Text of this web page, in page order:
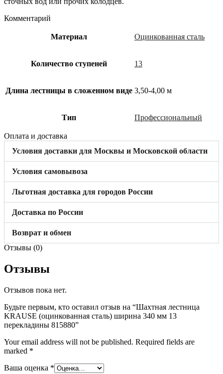
Комментарий
Материал Оцинкованная сталь
Количество ступеней 13
Длина лестницы в сложенном виде 3,50-4,00 м
Тип Профессиональный
Оплата и доставка
Условия доставки для Москвы и Московской области
Условия самовывоза
Льготная доставка для городов России
Доставка по России
Возврат и обмен
Отзывы (0)
Отзывы
Отзывов пока нет.
Будьте первым, кто оставил отзыв на “Шахтная лестница
KRAUSE (оцинкованная сталь) ширина 340 мм 13
перекладины 815880”
Your email address will not be published. Required fields are
marked *
Ваша оценка *